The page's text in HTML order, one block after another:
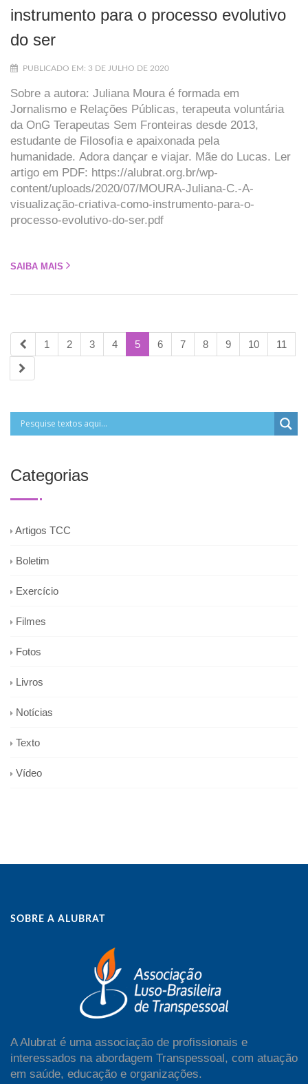
instrumento para o processo evolutivo
do ser
PUBLICADO EM: 3 DE JULHO DE 2020
Sobre a autora: Juliana Moura é formada em
Jornalismo e Relações Públicas, terapeuta voluntária
da OnG Terapeutas Sem Fronteiras desde 2013,
estudante de Filosofia e apaixonada pela
humanidade. Adora dançar e viajar. Mãe do Lucas. Ler
artigo em PDF: https://alubrat.org.br/wp-
content/uploads/2020/07/MOURA-Juliana-C.-A-
visualização-criativa-como-instrumento-para-o-
processo-evolutivo-do-ser.pdf
SAIBA MAIS
1 2 3 4 5 6 7 8 9 10 11
Categorias
Artigos TCC
Boletim
Exercício
Filmes
Fotos
Livros
Notícias
Texto
Vídeo
SOBRE A ALUBRAT
A Alubrat é uma associação de profissionais e
interessados na abordagem Transpessoal, com atuação
em saúde, educação e organizações.